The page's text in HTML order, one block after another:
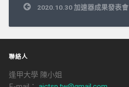
文
章
覽
2020.10.30 加速器成果發表會
聯絡人
逢甲大學 陳小姐